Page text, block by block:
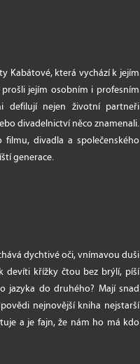
Kabátové, která vychází k jejím
jejím osobním i profesním
defilují nejen životní partneři
divadelnictví něco znamenali.
divadla a společenského
generace.
dychtivé oči, vnímavou duši
devíti křížky čtou bez brýlí, píší
jazyka do druhého? Mají snad
nejnovější kniha nejstarší
a je fajn, že nám ho má kdo